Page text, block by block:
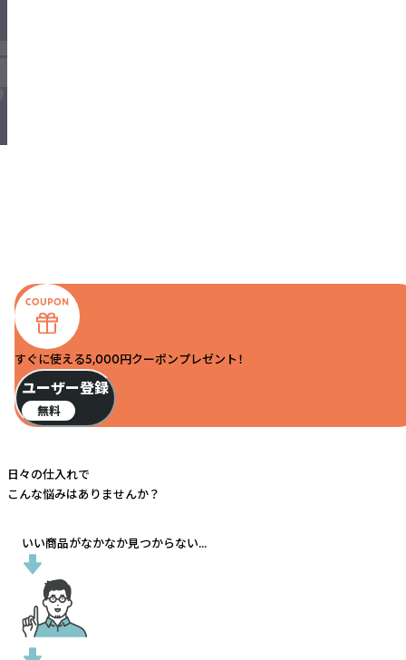
すぐに使える5,000円クーポンプレゼント！
ユーザー登録
無料
日々の仕入れで
こんな悩みはありませんか？
いい商品がなかなか見つからない...